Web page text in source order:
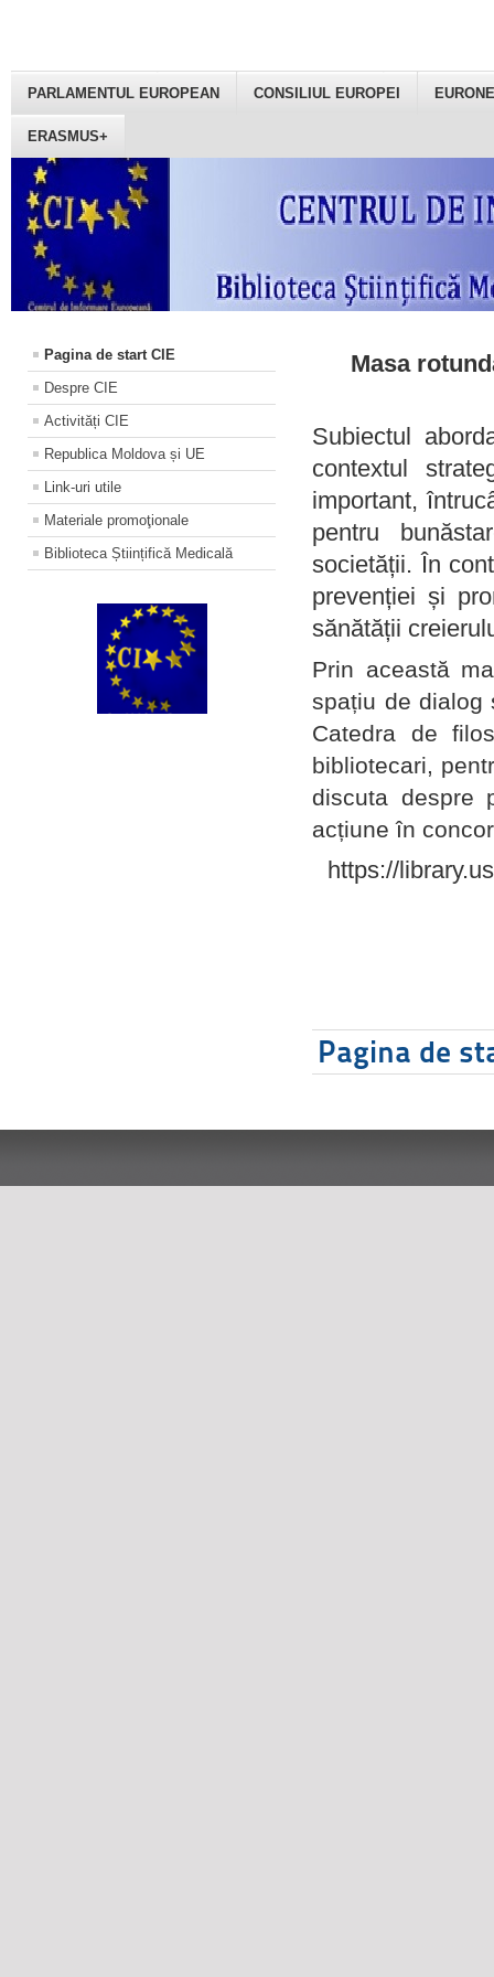
PARLAMENTUL EUROPEAN CONSILIUL EUROPEI
ERASMUS+
Pagina de start CIE
Despre CIE
Activități CIE
Republica Moldova și UE
Link-uri utile
Materiale promoţionale
Biblioteca Științifică Medicală
Masa
Subiectul
contextul
important,
pentru
societății. În
prevenției și
sănătății
Prin această
spațiu de dialog
Catedra de
bibliotecari,
discuta despre
acțiune în
https://
Pagina de